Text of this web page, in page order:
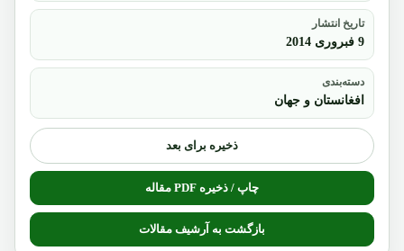
تاریخ انتشار
9 فبروری 2014
دسته‌بندی
افغانستان و جهان
ذخیره برای بعد
چاپ / ذخیره PDF مقاله
بازگشت به آرشیف مقالات